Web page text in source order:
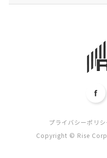
プライバシーポリシ
Copyright © Rise